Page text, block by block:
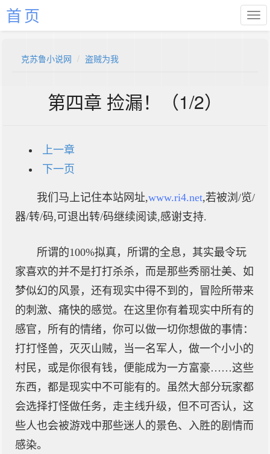
首页
克苏鲁小说网 盗贼为我
第四章 捡漏！（1/2）
上一章
下一页
我们马上记住本站网址,www.ri4.net,若被浏/览/
器/转/码,可退出转/码继续阅读,感谢支持.
所谓的100%拟真，所谓的全息，其实最令玩
家喜欢的并不是打打杀杀，而是那些秀丽壮美、如
梦似幻的风景，还有现实中得不到的，冒险所带来
的刺激、痛快的感觉。在这里你有着现实中所有的
感官，所有的情绪，你可以做一切你想做的事情：
打打怪兽，灭灭山贼，当一名军人，做一个小小的
村民，或是你很有钱，便能成为一方富豪……这些
东西，都是现实中不可能有的。虽然大部分玩家都
会选择打怪做任务，走主线升级，但不可否认，这
些人也会被游戏中那些迷人的景色、入胜的剧情而
感染。